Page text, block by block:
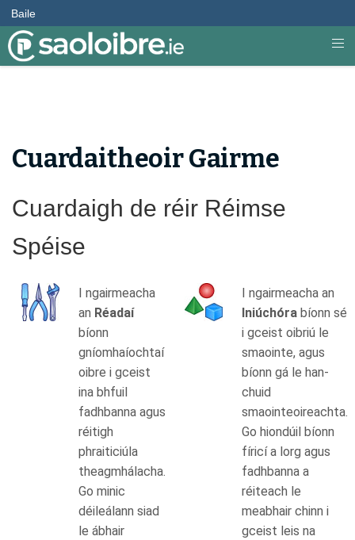
Baile
Cuardaitheoir Gairme
Cuardaigh de réir Réimse
Spéise
I ngairmeacha
an Réadaí
bíonn
gníomhaíochtaí
oibre i gceist
ina bhfuil
fadhbanna agus
réitigh
phraiticiúla
theagmhálacha.
Go minic
déileálann siad
le ábhair
I ngairmeacha an
Iniúchóra bíonn sé
i gceist oibriú le
smaointe, agus
bíonn gá le han-
chuid
smaointeoireachta.
Go hiondúil bíonn
fíricí a lorg agus
fadhbanna a
réiteach le
meabhair chinn i
gceist leis na